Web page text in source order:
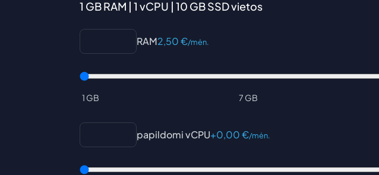
1 GB RAM | 1 vCPU | 10 GB SSD vietos
RAM2,50€/mėn.
1 GB 7 GB
papildomi vCPU+0,00€/mėn.